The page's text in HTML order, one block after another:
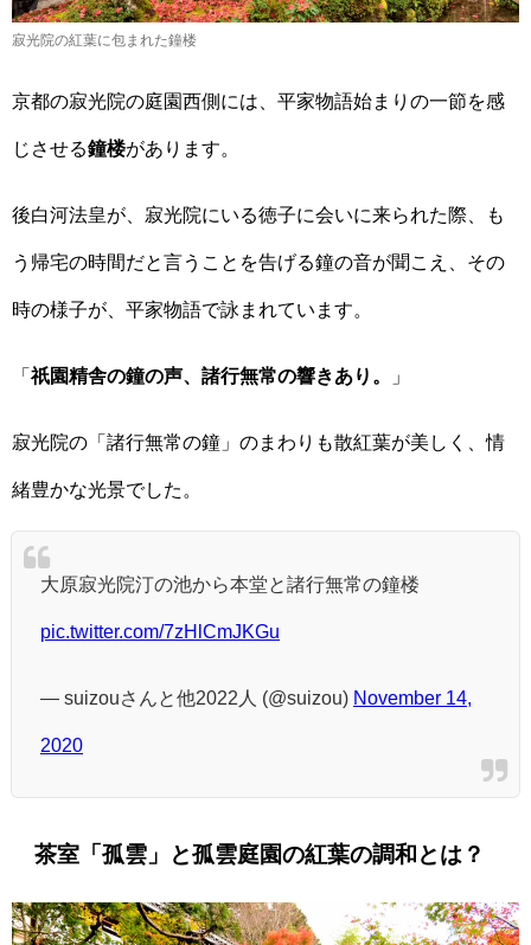
寂光院の紅葉に包まれた鐘楼
京都の寂光院の庭園西側には、平家物語始まりの一節を感
じさせる鐘楼があります。
後白河法皇が、寂光院にいる徳子に会いに来られた際、も
う帰宅の時間だと言うことを告げる鐘の音が聞こえ、その
時の様子が、平家物語で詠まれています。
「 祇園精舎の鐘の声、諸行無常の響きあり。 」
寂光院の「諸行無常の鐘」のまわりも散紅葉が美しく、情
緒豊かな光景でした。
大原寂光院汀の池から本堂と諸行無常の鐘楼
pic.twitter.com/7zHlCmJKGu
— suizouさんと他2022人 (@suizou) November 14,
2020
茶室「孤雲」と孤雲庭園の紅葉の調和とは？